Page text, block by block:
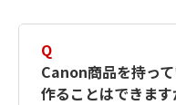
Q
Canon商品を持っ
作ることはできます